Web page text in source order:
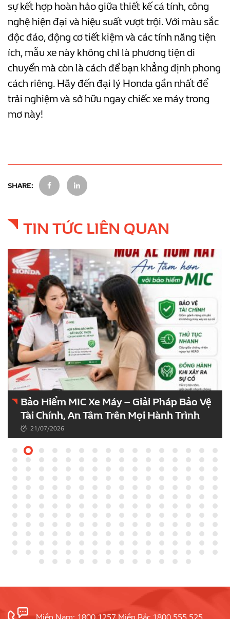
sự kết hợp hoàn hảo giữa thiết kế cá tính, công
nghệ hiện đại và hiệu suất vượt trội. Với màu sắc
độc đáo, động cơ tiết kiệm và các tính năng tiện
ích, mẫu xe này không chỉ là phương tiện di
chuyển mà còn là cách để bạn khẳng định phong
cách riêng. Hãy đến đại lý Honda gần nhất để
trải nghiệm và sở hữu ngay chiếc xe máy trong
mơ này!
SHARE:
TIN TỨC LIÊN QUAN
Bảo Hiểm MIC Xe Máy – Giải Pháp Bảo Vệ
Tài Chính, An Tâm Trên Mọi Hành Trình
21/07/2026